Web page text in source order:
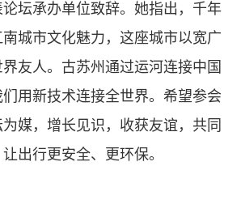
坛承办单位致辞。她指出，千年
城市文化魅力，这座城市以宽广
友人。古苏州通过运河连接中国
用新技术连接全世界。希望参会
媒，增长见识，收获友谊，共同
出行更安全、更环保。